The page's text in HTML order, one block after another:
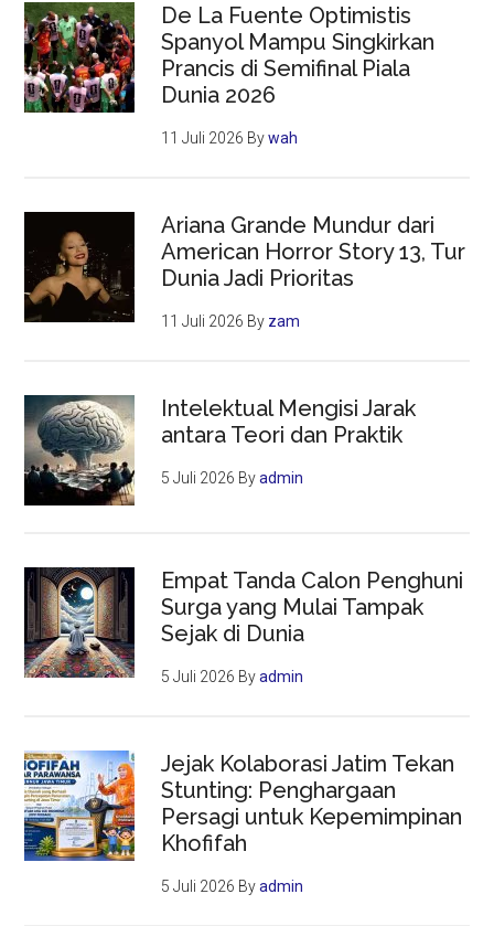
De La Fuente Optimistis
Spanyol Mampu Singkirkan
Prancis di Semifinal Piala
Dunia 2026
11 Juli 2026 Bywah
Ariana Grande Mundur dari
American Horror Story 13, Tur
Dunia Jadi Prioritas
11 Juli 2026 By zam
Intelektual Mengisi Jarak
antara Teori dan Praktik
5 Juli 2026 Byadmin
Empat Tanda Calon Penghuni
Surga yang Mulai Tampak
Sejak di Dunia
5 Juli 2026 Byadmin
Jejak Kolaborasi Jatim Tekan
Stunting: Penghargaan
Persagi untuk Kepemimpinan
Khofifah
5 Juli 2026 Byadmin